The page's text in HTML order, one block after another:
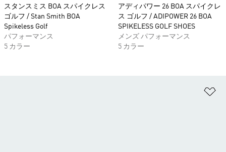
スタンスミス BOA スパイクレス
ゴルフ / Stan Smith BOA
Spikeless Golf
パフォーマンス
5 カラー
アディパワー 26 BOA スパイクレ
ス ゴルフ / ADIPOWER 26 BOA
SPIKELESS GOLF SHOES
メンズ パフォーマンス
5 カラー